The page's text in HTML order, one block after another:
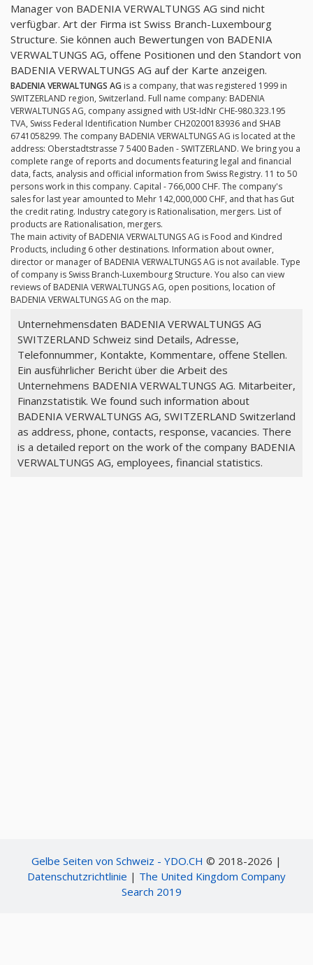
Manager von BADENIA VERWALTUNGS AG sind nicht
verfügbar. Art der Firma ist Swiss Branch-Luxembourg
Structure. Sie können auch Bewertungen von BADENIA
VERWALTUNGS AG, offene Positionen und den Standort von
BADENIA VERWALTUNGS AG auf der Karte anzeigen.
BADENIA VERWALTUNGS AG is a company, that was registered 1999 in
SWITZERLAND region, Switzerland. Full name company: BADENIA
VERWALTUNGS AG, company assigned with USt-IdNr CHE-980.323.195
TVA, Swiss Federal Identification Number CH20200183936 and SHAB
6741058299. The company BADENIA VERWALTUNGS AG is located at the
address: Oberstadtstrasse 7 5400 Baden - SWITZERLAND. We bring you a
complete range of reports and documents featuring legal and financial
data, facts, analysis and official information from Swiss Registry. 11 to 50
persons work in this company. Capital - 766,000 CHF. The company's
sales for last year amounted to Mehr 142,000,000 CHF, and that has Gut
the credit rating. Industry category is Rationalisation, mergers. List of
products are Rationalisation, mergers.
The main activity of BADENIA VERWALTUNGS AG is Food and Kindred
Products, including 6 other destinations. Information about owner,
director or manager of BADENIA VERWALTUNGS AG is not available. Type
of company is Swiss Branch-Luxembourg Structure. You also can view
reviews of BADENIA VERWALTUNGS AG, open positions, location of
BADENIA VERWALTUNGS AG on the map.
Unternehmensdaten BADENIA VERWALTUNGS AG
SWITZERLAND Schweiz sind Details, Adresse,
Telefonnummer, Kontakte, Kommentare, offene Stellen.
Ein ausführlicher Bericht über die Arbeit des
Unternehmens BADENIA VERWALTUNGS AG. Mitarbeiter,
Finanzstatistik. We found such information about
BADENIA VERWALTUNGS AG, SWITZERLAND Switzerland
as address, phone, contacts, response, vacancies. There
is a detailed report on the work of the company BADENIA
VERWALTUNGS AG, employees, financial statistics.
Gelbe Seiten von Schweiz - YDO.CH © 2018-2026 |
Datenschutzrichtlinie | The United Kingdom Company
Search 2019